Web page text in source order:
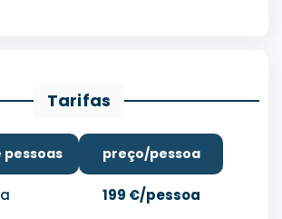
Tarifas
pessoas preço/pessoa
199 €/pessoa